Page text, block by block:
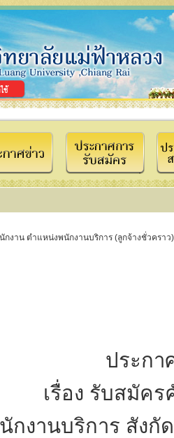
กงาน ตำแหน่งพนักงานบริการ (ลูกจ้างชั่วคร
ประกา
เรื่อง รับสมัค
กงานบริการ สัง